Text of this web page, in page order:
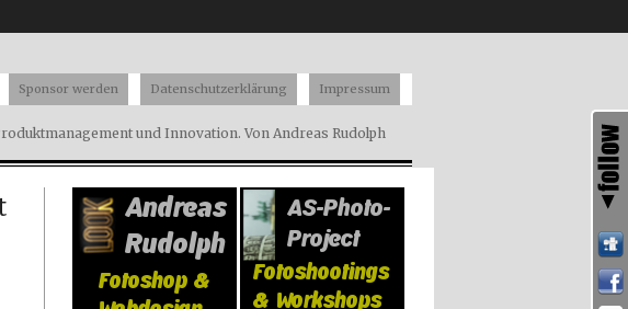
und Innovation. Von Andreas Rudolph
Sponsor werden Datenschutzerklärung Impressum